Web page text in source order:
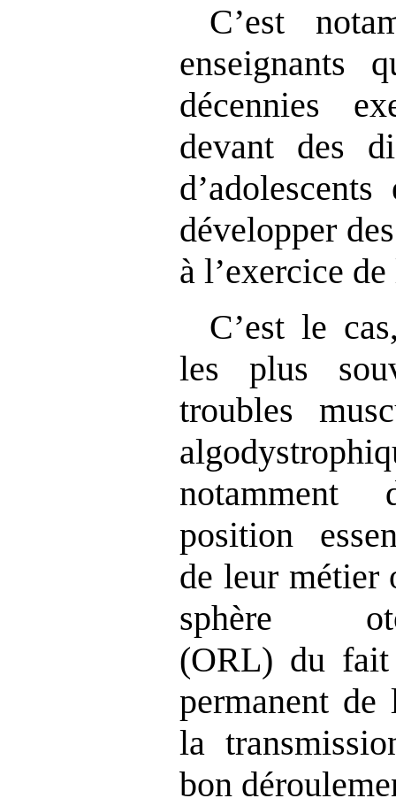
C’est
enseignants
décennies
devant des
développer
à l’exercice
C’est le
les plus
troubles
notamment
position
de leur métier
sphère
(ORL) du fait
permanent
la
bon